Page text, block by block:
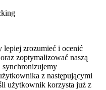
lepiej zrozumieć i ocenić
zoptymalizować naszą
z następującymi
użytkownik korzysta już z